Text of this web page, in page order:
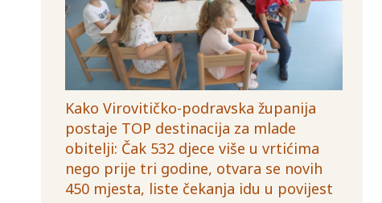
Kako Virovitičko-podravska županija
postaje TOP destinacija za mlade
obitelji: Čak 532 djece više u vrtićima
nego prije tri godine, otvara se novih
450 mjesta, liste čekanja idu u povijest